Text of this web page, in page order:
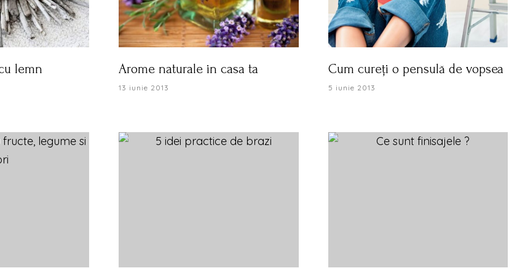
lemn Arome naturale in casa ta
13 iunie 2013
Cum cureți o pensulă de vopsea
5 iunie 2013